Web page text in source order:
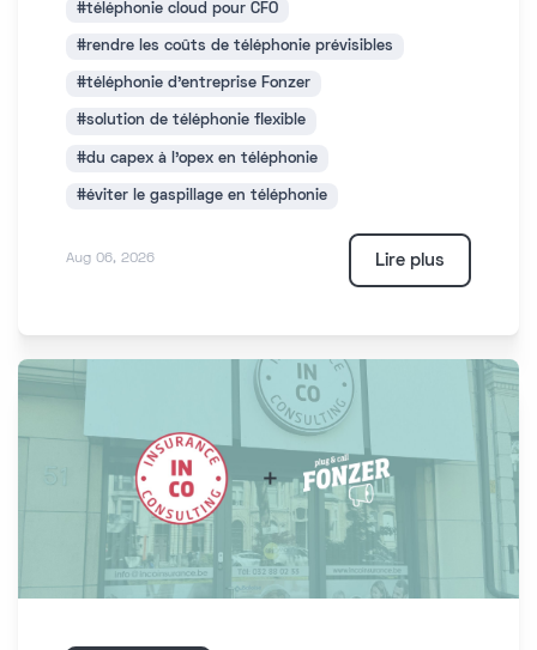
#téléphonie cloud pour CFO
#rendre les coûts de téléphonie prévisibles
#téléphonie d'entreprise Fonzer
#solution de téléphonie flexible
#du capex à l'opex en téléphonie
#éviter le gaspillage en téléphonie
Aug 06, 2026 Lire plus